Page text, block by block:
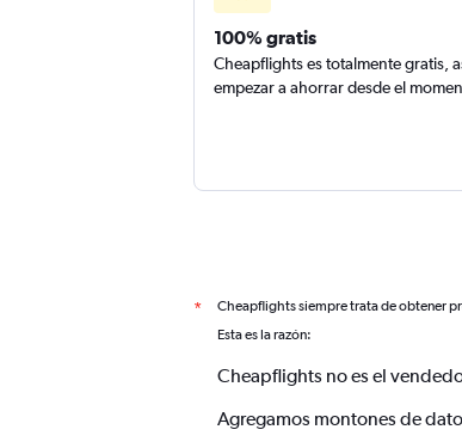
100% gratis
Cheapflights es totalmente gratis,
empezar a ahorrar desde el
* Cheapflights siempre trata de obtener
Esta es la razón:
Cheapflights no es el
Agregamos montones de